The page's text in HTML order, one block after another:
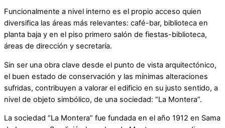
Funcionalmente a nivel interno es el propio acceso quien
diversifica las áreas más relevantes: café-bar, biblioteca en
planta baja y en el piso primero salón de fiestas-biblioteca,
áreas de dirección y secretaría.
Sin ser una obra clave desde el punto de vista arquitectónico,
el buen estado de conservación y las mínimas alteraciones
sufridas, contribuyen a valorar el edificio en su justo sentido, a
nivel de objeto simbólico, de una sociedad: “La Montera”.
La sociedad “La Montera” fue fundada en el año 1912 en Sama